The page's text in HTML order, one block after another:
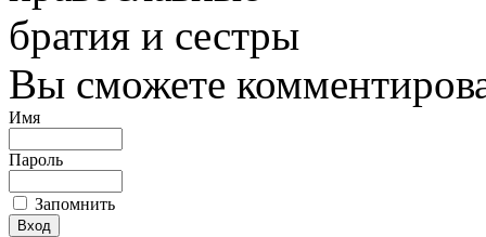
братия и сестры
Вы сможете
Имя
Пароль
Запомнить